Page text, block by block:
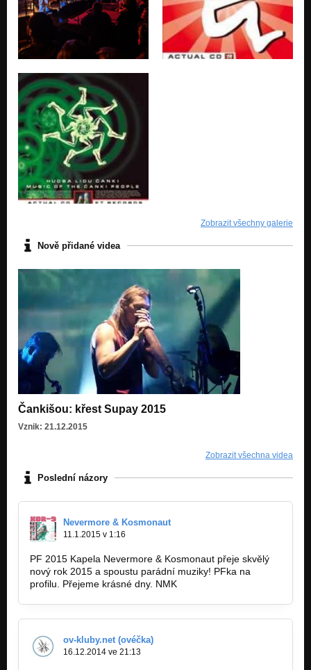
Zobrazit všechny galerie
Nově přidané videa
Čankišou: křest Supay 2015
Vznik: 21.12.2015
Zobrazit všechna videa
Poslední názory
Nevermore & Kosmonaut
11.1.2015 v 1:16
PF 2015 Kapela Nevermore & Kosmonaut přeje skvělý
nový rok 2015 a spoustu parádní muziky! PFka na
profilu. Přejeme krásné dny. NMK
ov-kluby.net (ovéčka)
16.12.2014 ve 21:13